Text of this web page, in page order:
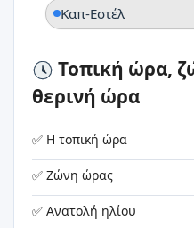
Καπ-Εστέλ
Τοπική ώρα,
θερινή ώρα
✅ Η τοπική ώρα
✅ Ζώνη ώρας
✅ Ανατολή ηλίου